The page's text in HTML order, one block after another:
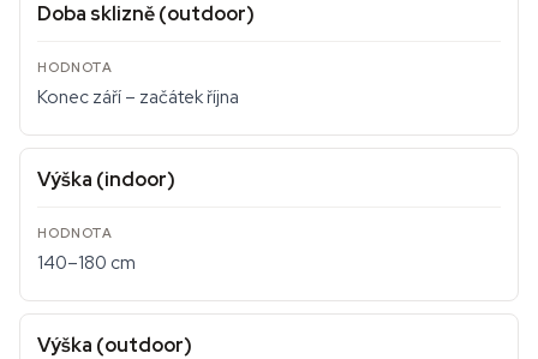
Doba sklizně (outdoor)
Konec září – začátek října
Výška (indoor)
140–180 cm
Výška (outdoor)